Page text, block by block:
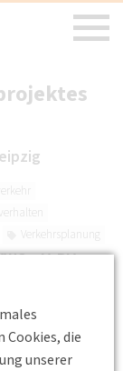
Cookies, die
unserer
Verkehrsplanung
e.V. BV